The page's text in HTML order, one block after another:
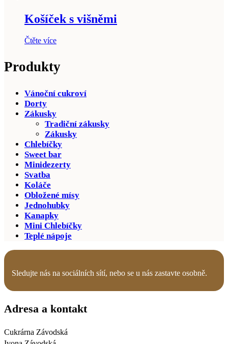
Košíček s višněmi
Čtěte více
Produkty
Vánoční cukroví
Dorty
Zákusky
Tradiční zákusky
Zákusky
Chlebíčky
Sweet bar
Minidezerty
Svatba
Koláče
Obložené mísy
Jednohubky
Kanapky
Mini Chlebíčky
Teplé nápoje
Sledujte nás na sociálních sítí, nebo se u nás zastavte osobně.
Adresa a kontakt
Cukrárna Závodská